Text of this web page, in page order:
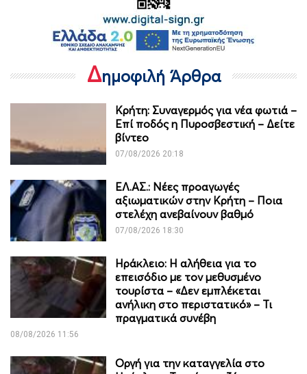
Δημοφιλή Άρθρα
Κρήτη: Συναγερμός για νέα φωτιά –
Επί ποδός η Πυροσβεστική – Δείτε
βίντεο
07/08/2026 20:18
ΕΛ.ΑΣ.: Νέες προαγωγές
αξιωματικών στην Κρήτη – Ποια
στελέχη ανεβαίνουν βαθμό
07/08/2026 18:30
Ηράκλειο: Η αλήθεια για το
επεισόδιο με τον μεθυσμένο
τουρίστα – «Δεν εμπλέκεται
ανήλικη στο περιστατικό» – Τι
πραγματικά συνέβη
08/08/2026 11:56
Οργή για την καταγγελία στο